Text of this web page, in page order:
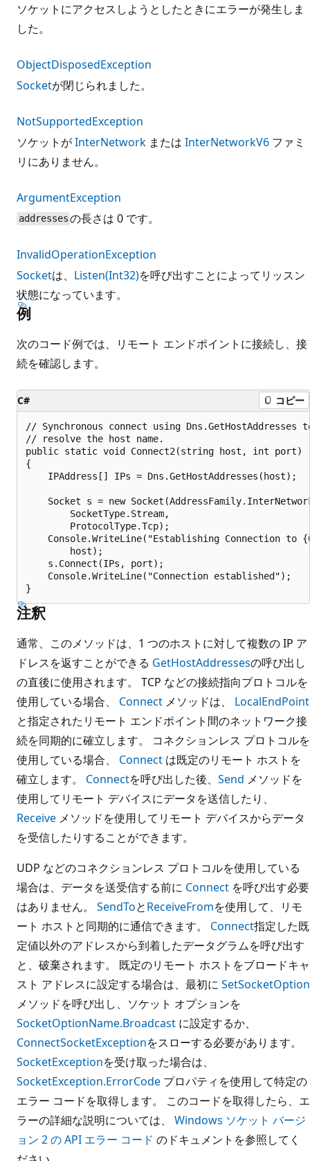
ソケットにアクセスしようとしたときにエラーが発生しま
した。
ObjectDisposedException
Socketが閉じられました。
NotSupportedException
ソケットがInterNetwork または InterNetworkV6 ファミ
リにありません。
ArgumentException
addresses の長さは 0 です。
InvalidOperationException
Socketは、 Listen(Int32)を呼び出すことによってリッスン
状態になっています。
例
次のコード例では、リモート エンドポイントに接続し、接
続を確認します。
C# コピー
// Synchronous connect using Dns.GetHostAddresses
// resolve the host name.
public static void Connect2(string host, int port)
{
    IPAddress[] IPs = Dns.GetHostAddresses(host);
Socket s = new
        SocketType.Stream,
        ProtocolType.Tcp);
Console.WriteLine("Establishing Connection to
        host);
    s.Connect(IPs, port);
    Console.WriteLine("Connection established");
注釈
通常、このメソッドは、1 つのホストに対して複数の IP ア
ドレスを返すことができる GetHostAddressesの呼び出し
の直後に使用されます。 TCP などの接続指向プロトコルを
使用している場合、 Connect メソッドは、 LocalEndPoint
と指定されたリモート エンドポイント間のネットワーク接
続を同期的に確立します。 コネクションレス プロトコルを
使用している場合、 Connect は既定のリモート ホストを
確立します。 Connectを呼び出した後、 Send メソッドを
使用してリモート デバイスにデータを送信したり、
Receive メソッドを使用してリモート デバイスからデータ
を受信したりすることができます。
UDP などのコネクションレス プロトコルを使用している
場合は、データを送受信する前に Connect を呼び出す必要
はありません。 SendToとReceiveFromを使用して、リモ
ート ホストと同期的に通信できます。 Connect指定した既
定値以外のアドレスから到着したデータグラムを呼び出す
と、破棄されます。 既定のリモート ホストをブロードキャ
スト アドレスに設定する場合は、最初に SetSocketOption
メソッドを呼び出し、ソケット オプションを
SocketOptionName.Broadcast に設定するか、
ConnectSocketExceptionをスローする必要があります。
SocketExceptionを受け取った場合は、
SocketException.ErrorCode プロパティを使用して特定の
エラー コードを取得します。 このコードを取得したら、エ
ラーの詳細な説明については、 Windows ソケット バージ
ョン 2 の API エラー コード のドキュメントを参照してく